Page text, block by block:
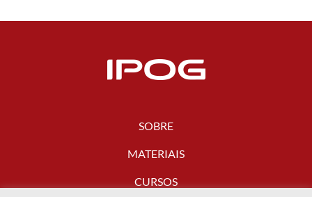
SOBRE
MATERIAIS
CURSOS